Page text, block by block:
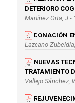
DETERIORO
Martínez Orta, J -
DONACIÓN
Lazcano
NUEVAS
TRATAMIENTO
Vallejo Sánchez, V